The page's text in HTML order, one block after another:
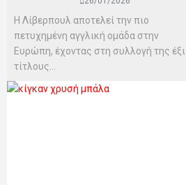
Η Λίβερπουλ αποτελεί την πιο
πετυχημένη αγγλική ομάδα στην
Ευρώπη, έχοντας στη συλλογή της έξι
τίτλους...